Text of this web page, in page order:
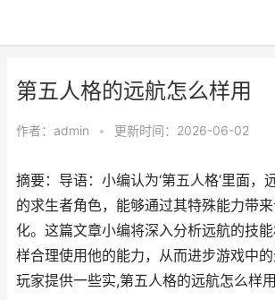
第五人格的远航怎么样用
作者： admin • 更新时间：2026-06-02
摘要：导语：小编认为‘第五人格’里面，
的求生者角色，能够通过其特殊能力带
化。这篇文章小编将深入分析远航的技
样合理使用他的能力，从而进步游戏中
玩家提供一些实,第五人格的远航怎么样用